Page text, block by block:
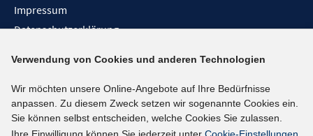
Impressum
Datenschutzerklärung
Barrieren melden
Social-Media-Kanäle
BlueSky
Verwendung von Cookies und anderen Technologien
Wir möchten unsere Online-Angebote auf Ihre Bedürfnisse
anpassen. Zu diesem Zweck setzen wir sogenannte Cookies ein.
Sie können selbst entscheiden, welche Cookies Sie zulassen.